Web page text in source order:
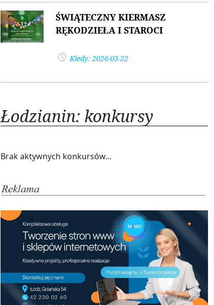
ŚWIĄTECZNY KIERMASZ
RĘKODZIEŁA I STAROCI
Kiedy: 2026-03-22
Łodzianin: konkursy
Brak aktywnych konkursów...